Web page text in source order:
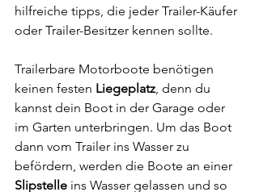
hilfreiche tipps, die jeder Trailer-Käufer
oder Trailer-Besitzer kennen sollte.
Trailerbare Motorboote benötigen
keinen festen Liegeplatz, denn du
kannst dein Boot in der Garage oder
im Garten unterbringen. Um das Boot
dann vom Trailer ins Wasser zu
befördern, werden die Boote an einer
Slipstelle ins Wasser gelassen und so